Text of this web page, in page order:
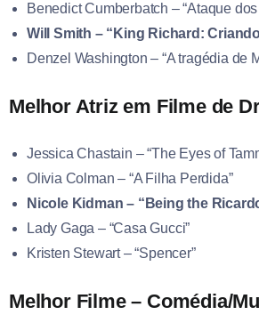
Benedict Cumberbatch – “Ataque dos
Will Smith – “King Richard:
Denzel Washington – “A tragédia de
Melhor Atriz em Filme de
Jessica Chastain – “The Eyes of
Olivia Colman – “A Filha Perdida”
Nicole Kidman – “Being the
Lady Gaga – “Casa Gucci”
Kristen Stewart – “Spencer”
Melhor Filme – Comédia/